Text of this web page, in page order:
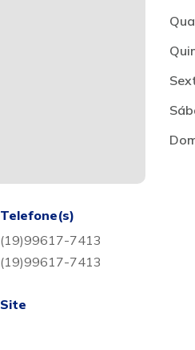
Telefone(s)
(19)99617-7413
(19)99617-7413
Site